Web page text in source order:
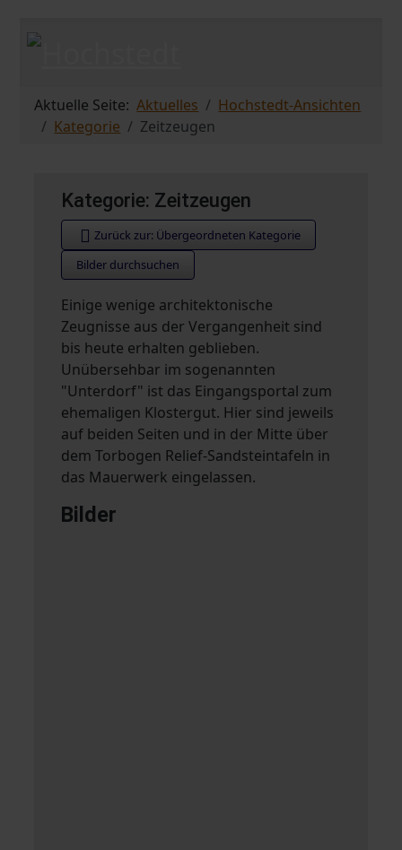
Aktuelle Seite:Aktuelles
Hochstedt-Ansichten
Kategorie
Zeitzeugen
Kategorie: Zeitzeugen
Zurück zur: Übergeordneten Kategorie
Bilder durchsuchen
Einige wenige architektonische
Zeugnisse aus der Vergangenheit sind
bis heute erhalten geblieben.
Unübersehbar im sogenannten
"Unterdorf" ist das Eingangsportal zum
ehemaligen Klostergut. Hier sind jeweils
auf beiden Seiten und in der Mitte über
dem Torbogen Relief-Sandsteintafeln in
das Mauerwerk eingelassen.
Bilder